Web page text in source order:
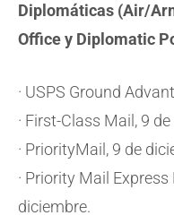
Diplomáticas (Air/
Office y Diplomatic
· USPS Ground
· First-Class Mail, 9
· PriorityMail, 9 de
· Priority Mail
diciembre.